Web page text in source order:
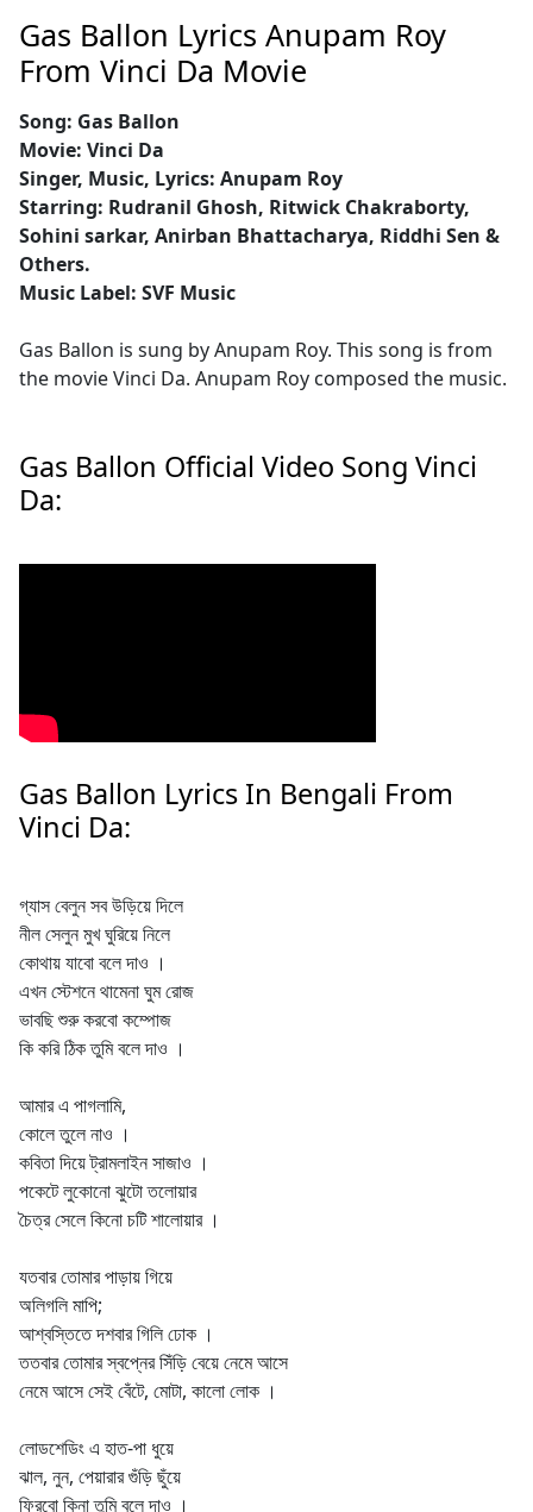
Gas Ballon Lyrics Anupam Roy
From Vinci Da Movie
Song: Gas Ballon
Movie: Vinci Da
Singer, Music, Lyrics: Anupam Roy
Starring: Rudranil Ghosh, Ritwick Chakraborty,
Sohini sarkar, Anirban Bhattacharya, Riddhi Sen &
Others.
Music Label: SVF Music
Gas Ballon is sung by Anupam Roy. This song is from
the movie Vinci Da. Anupam Roy composed the music.
Gas Ballon Official Video Song Vinci
Da:
Gas Ballon Lyrics In Bengali From
Vinci Da:
গ্যাস বেলুন সব উড়িয়ে দিলে
নীল সেলুন মুখ ঘুরিয়ে নিলে
কোথায় যাবো বলে দাও ।
এখন স্টেশনে থামেনা ঘুম রোজ
ভাবছি শুরু করবো কম্পোজ
কি করি ঠিক তুমি বলে দাও ।
আমার এ পাগলামি,
কোলে তুলে নাও ।
কবিতা দিয়ে ট্রামলাইন সাজাও ।
পকেটে লুকোনো ঝুটো তলোয়ার
চৈত্র সেলে কিনো চটি শালোয়ার ।
যতবার তোমার পাড়ায় গিয়ে
অলিগলি মাপি;
আশ্বস্তিতে দশবার গিলি ঢোক ।
ততবার তোমার স্বপ্নের সিঁড়ি বেয়ে নেমে আসে
নেমে আসে সেই বেঁটে, মোটা, কালো লোক ।
লোডশেডিং এ হাত-পা ধুয়ে
ঝাল, নুন, পেয়ারার গুঁড়ি ছুঁয়ে
ফিরবো কিনা তুমি বলে দাও ।